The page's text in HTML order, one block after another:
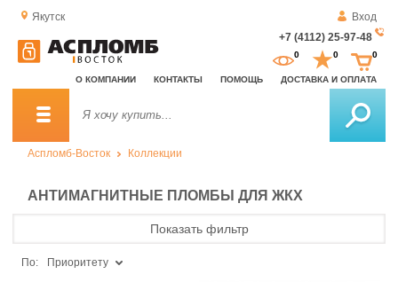
Якутск
Вход
+7 (4112) 25-97-48
О КОМПАНИИ КОНТАКТЫ ПОМОЩЬ ДОСТАВКА И ОПЛАТА
0 0 0
Аспломб-Восток Коллекции
АНТИМАГНИТНЫЕ ПЛОМБЫ ДЛЯ ЖКХ
Показать фильтр
По: Приоритету